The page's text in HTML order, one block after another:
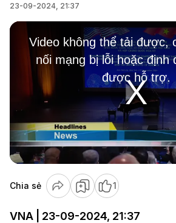
23-09-2024, 21:37
This
modal
window.
Video không thể tải được,
nối mạng bị lỗi hoặc định
được hỗ trợ.
Chia sẻ 1
VNA | 23-09-2024, 21:37